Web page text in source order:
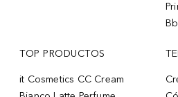
TOP PRODUCTOS
it Cosmetics CC Cream